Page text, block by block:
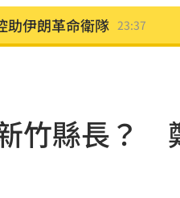
助伊朗革命衛隊 23:37
陪伴兒闖足壇
泊爾尋獲遺體 23:29
「7大守則」
竹縣長？